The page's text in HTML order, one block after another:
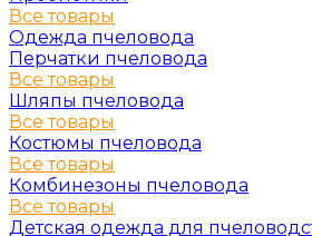
Все товары
Одежда пчеловода
Перчатки пчеловода
Все товары
Шляпы пчеловода
Все товары
Костюмы пчеловода
Все товары
Комбинезоны пчеловода
Все товары
Детская одежда для